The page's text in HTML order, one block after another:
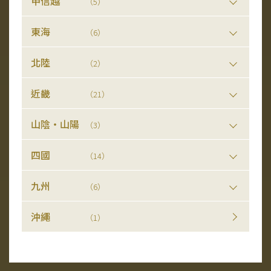
東海 （6）
北陸 （2）
近畿 （21）
山陰・山陽 （3）
四國 （14）
九州 （6）
沖繩 （1）